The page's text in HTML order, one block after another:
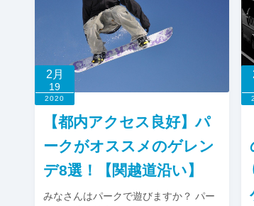
2月
19
2020
【都内アクセス良好】パ
ークがオススメのゲレン
デ8選！【関越道沿い】
みなさんはパークで遊びますか？ パー